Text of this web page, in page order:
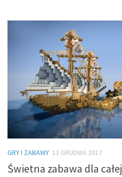
GRY I ZABAWY 13 GRUDNIA 2017
Świetna zabawa dla